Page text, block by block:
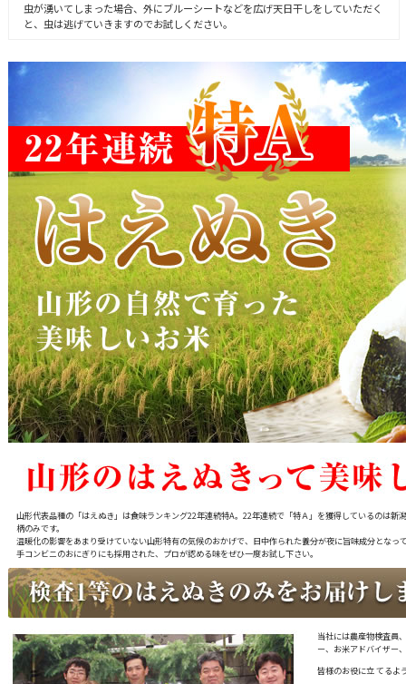
虫が湧いてしまった場合、外にブルーシートなどを広げ天日干しをしていただく
と、虫は逃げていきますのでお試しください。
山形代表品種の「はえぬき」は食味ランキング22年連続特A。22年連続で「特Ａ」を獲得しているのは新
柄のみです。
温暖化の影響をあまり受けていない山形特有の気候のおかげで、日中作られた養分が夜に旨味成分となっ
手コンビニのおにぎりにも採用された、プロが認める味をぜひ一度お試し下さい。
当社には農産物検査員
ー、お米アドバイザー
皆様のお役に立 てるよ